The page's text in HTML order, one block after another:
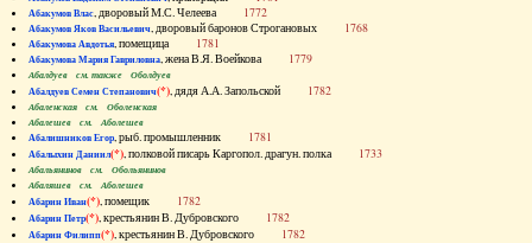
Абакумов Влас, дворовый М.С. Челеева 1772
Абакумов Яков Васильевич, дворовый баронов Строгановых 1768
Абакумова Авдотья, помещица 1781
Абакумова Мария Гавриловна, жена В.Я. Воейкова 1779
Абалдуев см. также Оболдуев
Абалдуев Семен Степанович(*), дядя А.А. Запольской 1782
Абаленская см. Оболенская
Абалешев см. Аболешев
Абалишников Егор, рыб. промышленник 1781
Абалыхин Даниил(*), полковой писарь Каргопол. драгун. полка 1733
Абальянинов см. Обольянинов
Абаляшев см. Аболешев
Абарин Иван(*), помещик 1782
Абарин Петр(*), крестьянин В. Дубровского 1782
Абарин Филипп(*), крестьянин В. Дубровского 1782